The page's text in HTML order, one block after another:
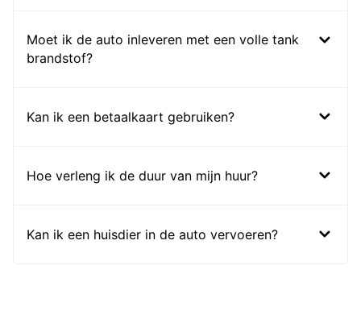
Moet ik de auto inleveren met een volle tank
brandstof?
Kan ik een betaalkaart gebruiken?
Hoe verleng ik de duur van mijn huur?
Kan ik een huisdier in de auto vervoeren?